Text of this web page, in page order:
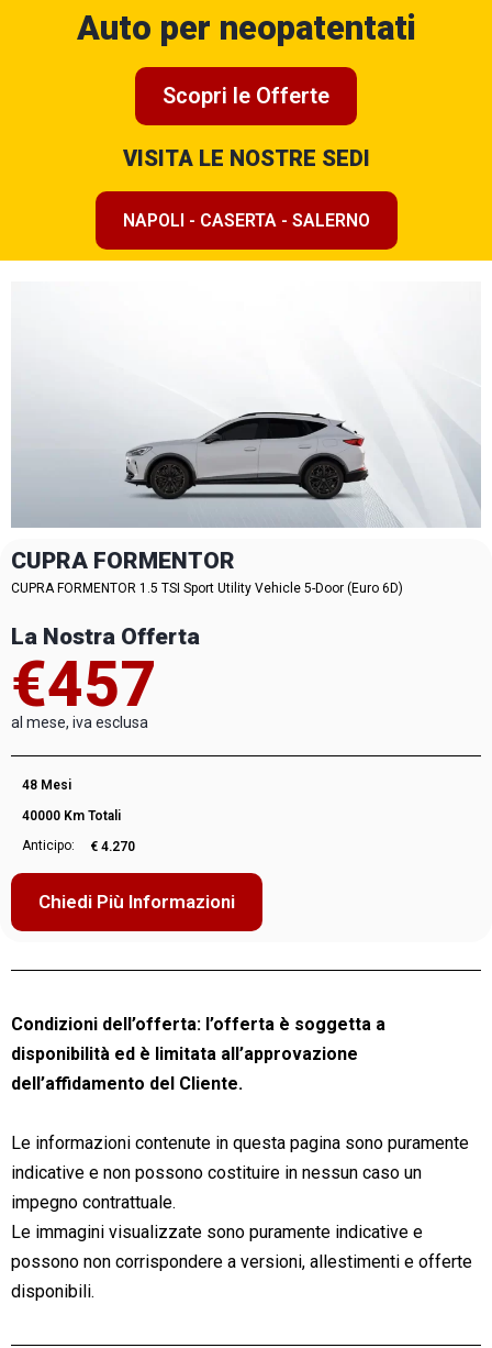
Auto per neopatentati
Scopri le Offerte
VISITA LE NOSTRE SEDI
NAPOLI - CASERTA - SALERNO
CUPRA FORMENTOR
CUPRA FORMENTOR 1.5 TSI Sport Utility Vehicle 5-Door (Euro 6D)
La Nostra Offerta
€457
al mese, iva esclusa
48 Mesi
40000 Km Totali
Anticipo:
€ 4.270
Chiedi Più Informazioni
Condizioni dell’offerta: l’offerta è soggetta a
disponibilità ed è limitata all’approvazione
dell’affidamento del Cliente.
Le informazioni contenute in questa pagina sono puramente
indicative e non possono costituire in nessun caso un
impegno contrattuale.
Le immagini visualizzate sono puramente indicative e
possono non corrispondere a versioni, allestimenti e offerte
disponibili.